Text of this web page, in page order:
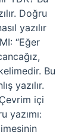
Doğru
yazılır
“Eğer
Bu
yazılır.
içi
yazımı: